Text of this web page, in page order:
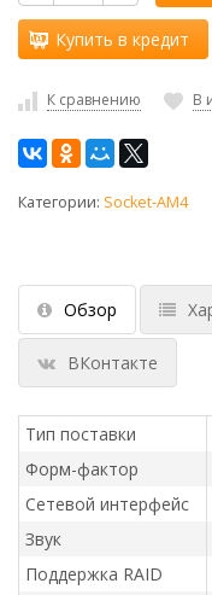
Купить в кредит
К сравнению В
Категории: Socket-AM4
Обзор
ВКонтакте
Тип поставки
Форм-фактор
Сетевой интерфейс
Звук
Поддержка RAID